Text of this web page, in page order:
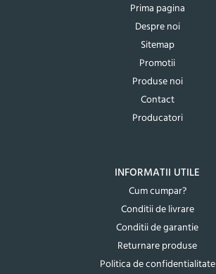
Prima pagina
Despre noi
Sitemap
Promotii
Produse noi
Contact
Producatori
INFORMATII UTILE
Cum cumpar?
Conditii de livrare
Conditii de garantie
Returnare produse
Politica de confidentialitate